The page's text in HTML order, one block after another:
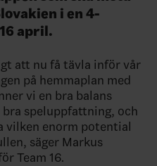
i en 4-
april.
att nu få tävla inför vår
på hemmaplan med
vi en bra balans
speluppfattning, och
vilken enorm potential
säger Markus
Team 16.